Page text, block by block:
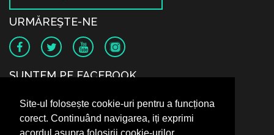
Site-ul folosește cookie-uri pentru a funcționa
corect. Continuând navigarea, iți exprimi
URMĂREŞTE-NE
SUNTEM PE FACEBOOK